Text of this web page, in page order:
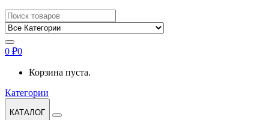
Найти:
0 ₽0
Корзина пуста.
Категории
КАТАЛОГ